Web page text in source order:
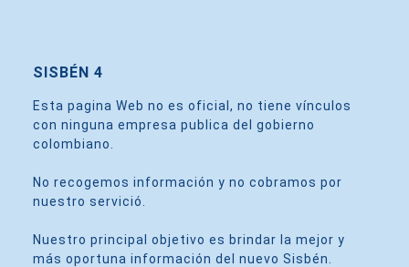
SISBÉN 4
Esta pagina Web no es oficial, no tiene vínculos
con ninguna empresa publica del gobierno
colombiano.
No recogemos información y no cobramos por
nuestro servició.
Nuestro principal objetivo es brindar la mejor y
más oportuna información del nuevo Sisbén.